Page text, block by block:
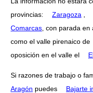
provincias:
Zaragoza
Comarcas , con parada
como el valle pirenaico de
oposición en el valle el
Si razones de trabajo o
Aragón puedes
Bajarte